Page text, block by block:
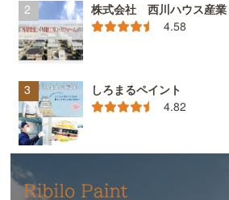
株式会社 西川ハウス産業
4.58
しろまるペイント
4.82